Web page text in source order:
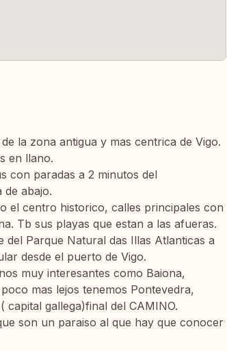
la zona antigua y mas centrica de Vigo.
en llano.
con paradas a 2 minutos del
abajo.
el centro historico, calles principales con
Tb sus playas que estan a las afueras.
del Parque Natural das Illas Atlanticas a
desde el puerto de Vigo.
muy interesantes como Baiona,
mas lejos tenemos Pontevedra,
gallega)final del CAMINO.
son un paraiso al que hay que conocer